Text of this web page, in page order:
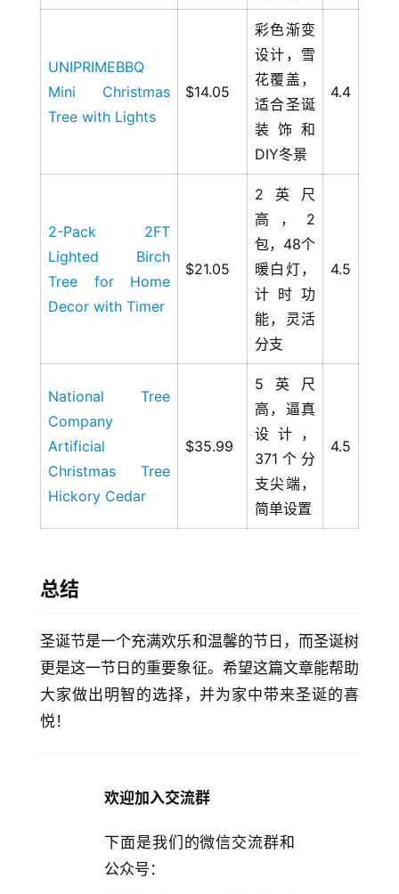
UNIPRIMEBBQ
Mini Christmas
Tree with Lights
$14.05
彩色渐变
设计，雪
花覆盖，
适合圣诞
装饰和
DIY冬景
4.4
2-Pack 2FT
Lighted Birch
Tree for Home
Decor with Timer
$21.05
2英尺
高，2
包，48个
暖白灯，
计时功
能，灵活
分支
4.5
National Tree
Company
Artificial
Christmas Tree
Hickory Cedar
$35.99
5英尺
高，逼真
设计，
371个分
支尖端，
简单设置
4.5
总结
圣诞节是一个充满欢乐和温馨的节日，而圣诞树
更是这一节日的重要象征。希望这篇文章能帮助
大家做出明智的选择，并为家中带来圣诞的喜
悦！
欢迎加入交流群
下面是我们的微信交流群和
公众号：